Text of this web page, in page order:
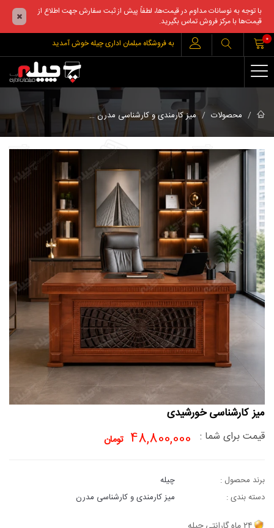
با توجه به نوسانات مداوم در قیمت‌ها، لطفاً پیش از ثبت سفارش جهت اطلاع از
قیمت‌ها با مرکز فروش تماس بگیرید.
به فروشگاه مبلمان اداری چیله خوش آمدید
0
محصولات میز کارمندی و کارشناسی مدرن میز کارشناسی
میز کارشناسی خورشیدی
قیمت برای شما : 48,800,000 تومان
برند محصول :
چیله
دسته بندی :
میز کارمندی و کارشناسی مدرن